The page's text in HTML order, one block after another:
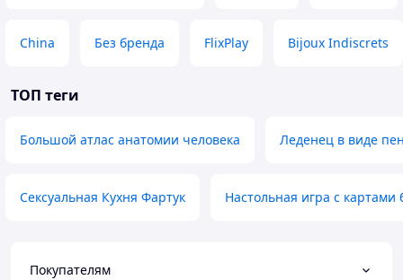
China Без бренда FlixPlay Bijoux Indiscrets
ТОП теги
Большой атлас анатомии человека Леденец в виде
Сексуальная Кухня Фартук Настольная игра с картами
Покупателям